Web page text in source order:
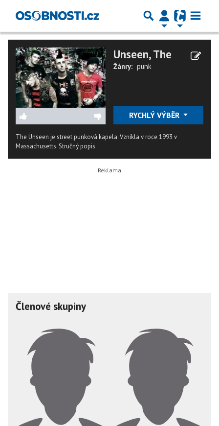
Unseen, The
Žánry: punk
RYCHLÝ VÝBĚR
The Unseen je street punková kapela. Vznikla v roce 1993 v
Massachusetts.Stručný popis
Členové skupiny